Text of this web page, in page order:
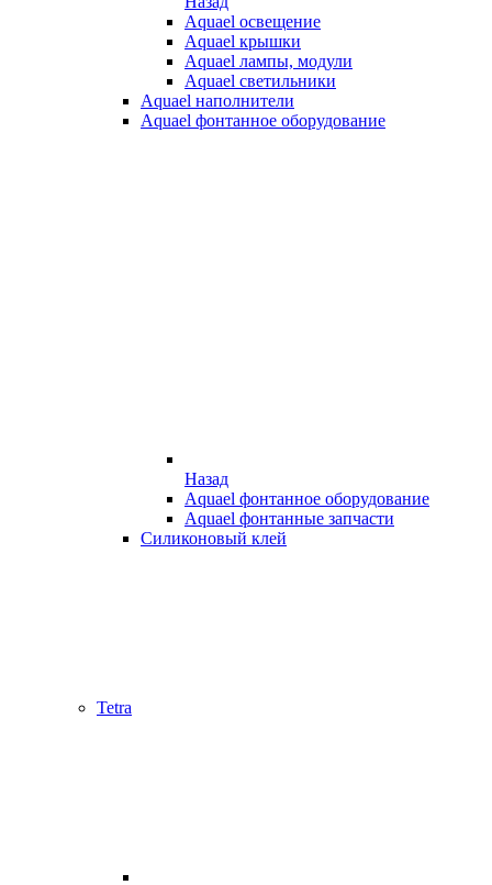
Aquael освещение
Aquael крышки
Aquael лампы, модули
Aquael светильники
Aquael наполнители
Aquael фонтанное оборудование
Назад
Aquael фонтанное оборудование
Aquael фонтанные запчасти
Силиконовый клей
Tetra